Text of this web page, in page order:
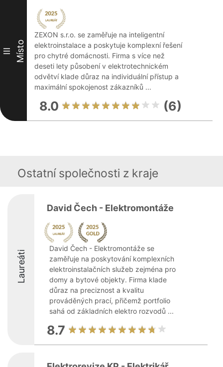
III Místo
ZEXON s.r.o. se zaměřuje na inteligentní
elektroinstalace a poskytuje komplexní řešení
pro chytré domácnosti. Firma s více než
deseti lety působení v elektrotechnickém
odvětví klade důraz na individuální přístup a
maximální spokojenost zákazníků ...
8.0 (6)
Ostatní společnosti z kraje
Laureáti
David Čech - Elektromontáže
David Čech - Elektromontáže se
zaměřuje na poskytování komplexních
elektroinstalačních služeb zejména pro
domy a bytové objekty. Firma klade
důraz na preciznost a kvalitu
prováděných prací, přičemž portfolio
sahá od základních elektro rozvodů ...
8.7